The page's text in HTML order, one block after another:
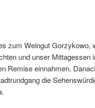
zum Weingut Gorzykowo,
und unser Mittagessen
Remise einnahmen.
die